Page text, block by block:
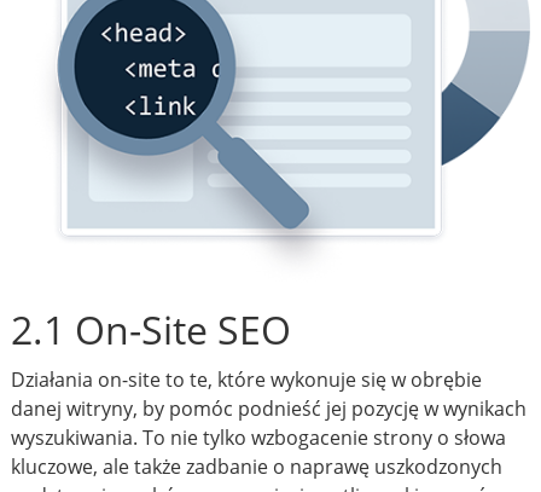
2.1 On-Site SEO
Działania on-site to te, które wykonuje się w obrębie
danej witryny, by pomóc podnieść jej pozycję w wynikach
wyszukiwania. To nie tylko wzbogacenie strony o słowa
kluczowe, ale także zadbanie o naprawę uszkodzonych